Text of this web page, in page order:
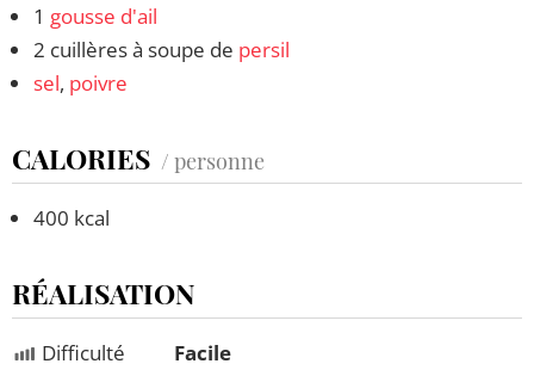
1 gousse d'ail
2 cuillères à soupe de persil
sel, poivre
CALORIES / personne
400 kcal
RÉALISATION
Difficulté
Facile